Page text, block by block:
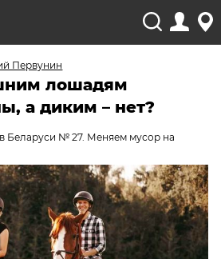
Первунин
лошадям
а диким – нет?
Беларуси № 27. Меняем мусор на